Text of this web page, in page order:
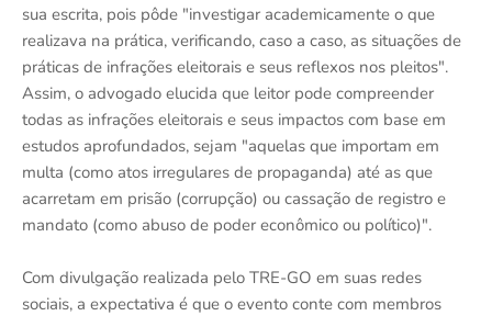
sua escrita, pois pôde "investigar academicamente o que
realizava na prática, verificando, caso a caso, as situações de
práticas de infrações eleitorais e seus reflexos nos pleitos".
Assim, o advogado elucida que leitor pode compreender
todas as infrações eleitorais e seus impactos com base em
estudos aprofundados, sejam "aquelas que importam em
multa (como atos irregulares de propaganda) até as que
acarretam em prisão (corrupção) ou cassação de registro e
mandato (como abuso de poder econômico ou político)".
Com divulgação realizada pelo TRE-GO em suas redes
sociais, a expectativa é que o evento conte com membros